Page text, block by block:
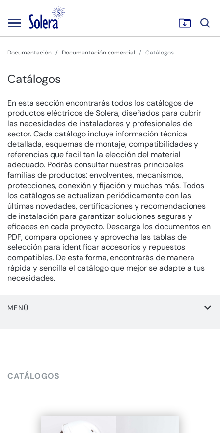
Documentación Documentación comercial Catálogos
Catálogos
En esta sección encontrarás todos los catálogos de
productos eléctricos de Solera, diseñados para cubrir
las necesidades de instaladores y profesionales del
sector. Cada catálogo incluye información técnica
detallada, esquemas de montaje, compatibilidades y
referencias que facilitan la elección del material
adecuado. Podrás consultar nuestras principales
familias de productos: envolventes, mecanismos,
protecciones, conexión y fijación y muchas más. Todos
los catálogos se actualizan periódicamente con las
últimas novedades, certificaciones y recomendaciones
de instalación para garantizar soluciones seguras y
eficaces en cada proyecto. Descarga los documentos en
PDF, compara opciones y aprovecha las tablas de
selección para identificar accesorios y repuestos
compatibles. De esta forma, encontrarás de manera
rápida y sencilla el catálogo que mejor se adapte a tus
necesidades.
MENÚ
CATÁLOGOS